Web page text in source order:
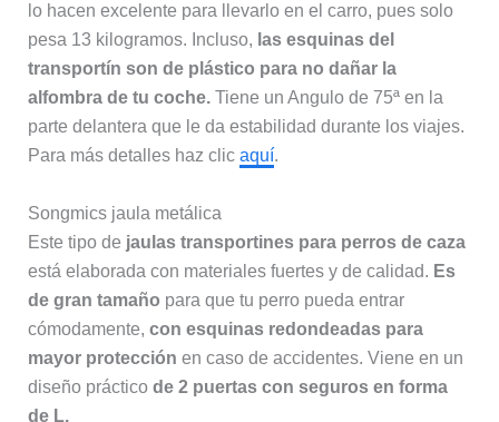
lo hacen excelente para llevarlo en el carro, pues solo
pesa 13 kilogramos. Incluso, las esquinas del
transportín son de plástico para no dañar la
alfombra de tu coche.Tiene un Angulo de 75ª en la
parte delantera que le da estabilidad durante los viajes.
Para más detalles haz clic aquí.
Songmics jaula metálica
Este tipo de jaulas transportines para perros de caza
está elaborada con materiales fuertes y de calidad. Es
de gran tamaño para que tu perro pueda entrar
cómodamente, con esquinas redondeadas para
mayor protección en caso de accidentes. Viene en un
diseño práctico de 2 puertas con seguros en forma
de L.